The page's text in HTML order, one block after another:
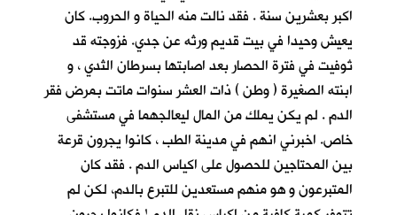
اكبر بعشرين سنة . فقد نالت منه الحياة و الحروب. كان
يعيش وحيدا في بيت قديم ورثه عن جدي. فزوجته قد
تُوفيت في فترة الحصار بعد اصابتها بسرطان الثدي ، و
ابنته الصغيرة ( وطن ) ذات العشر سنوات ماتت بمرض فقر
الدم . لم يكن يملك من المال ليعالجهما في مستشفى
خاص. اخبرني انهم في مدينة الطب ، كانوا يجرون قرعة
بين المحتاجين للحصول على اكياس الدم . فقد كان
المتبرعون و هو منهم مستعدين للتبرع بالدم، لكن لم